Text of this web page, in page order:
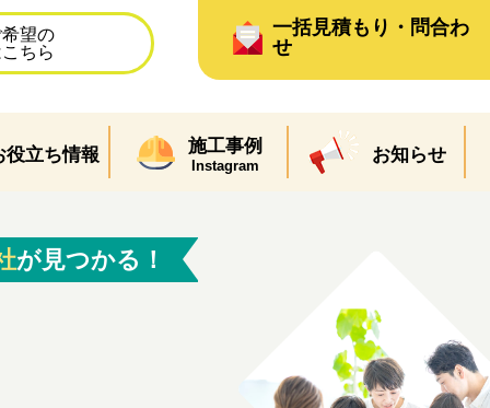
望の
ちら
一括見積もり・問合わ
せ
役立ち情報 施工事例
Instagram お知らせ
が見つかる！